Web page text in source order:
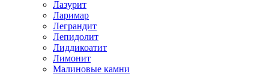
Лазурит
Ларимар
Леграндит
Лепидолит
Лиддикоатит
Лимонит
Малиновые камни